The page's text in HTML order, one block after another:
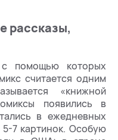
рассказы,
помощью которых
считается одним
«книжной
появились в
в ежедневных
5-7 картинок. Особую